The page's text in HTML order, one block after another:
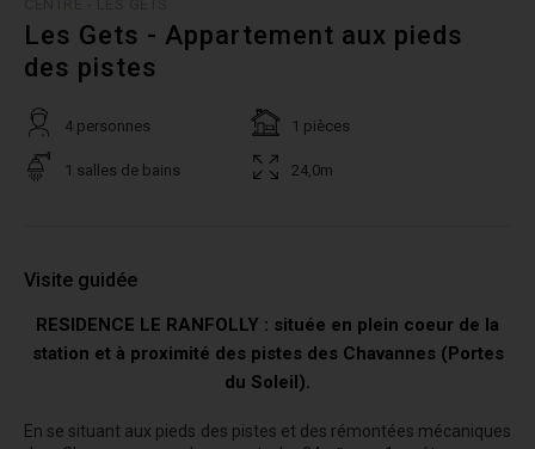
Les Gets - Appartement aux pieds
des pistes
4 personnes 1 pièces
1 salles de bains 24,0m
Visite guidée
RESIDENCE LE RANFOLLY : située en plein coeur de la
station et à proximité des pistes des Chavannes (Portes
du Soleil).
En se situant aux pieds des pistes et des rémontées mécaniques